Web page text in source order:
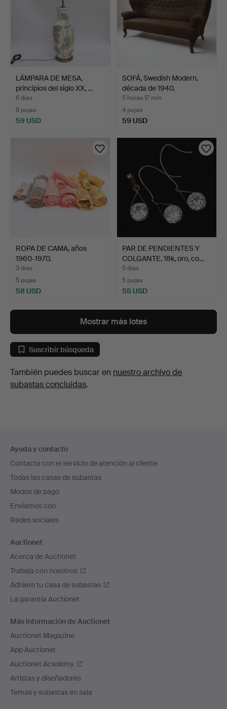
LÁMPARA DE MESA,
principios del siglo XX, …
6 días
6 pujas
59 USD
SOFÁ, Swedish Modern,
década de 1940.
5 horas 17 min
4 pujas
59 USD
ROPA DE CAMA, años
1960-1970.
3 días
5 pujas
58 USD
PAR DE PENDIENTES Y
COLGANTE, 18k, oro, co…
5 días
5 pujas
55 USD
Mostrar más lotes
Suscribir búsqueda
También puedes buscar en nuestro archivo de
subastas concluidas.
en
el
pie
de
página
Ayuda y contacto
Contacta con el servicio de atención al cliente
Todas las casas de subastas
Modos de pago
Enviamos con
Redes sociales
Auctionet
Acerca de Auctionet
Trabaja con nosotros
Adhiere tu casa de subastas
La garantía Auctionet
Más información de Auctionet
Auctionet Magazine
App Auctionet
Auctionet Academy
Artistas y diseñadores
Temas y subastas en sala